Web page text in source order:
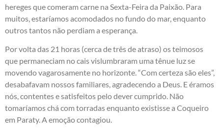
hereges que comeram carne na Sexta-Feira da Paixão. Para
muitos, estaríamos acomodados no fundo do mar, enquanto
outros tantos não perdiam a esperança.
Por volta das 21 horas (cerca de três de atraso) os teimosos
que permaneciam no cais vislumbraram uma tênue luz se
movendo vagarosamente no horizonte. “Com certeza são eles”,
desabafavam nossos familiares, agradecendo a Deus. E éramos
nós, contentes e satisfeitos pelo dever cumprido. Não
tomaríamos chá com torradas enquanto existisse a Coqueiro
em Paraty. A emoção contagiou.